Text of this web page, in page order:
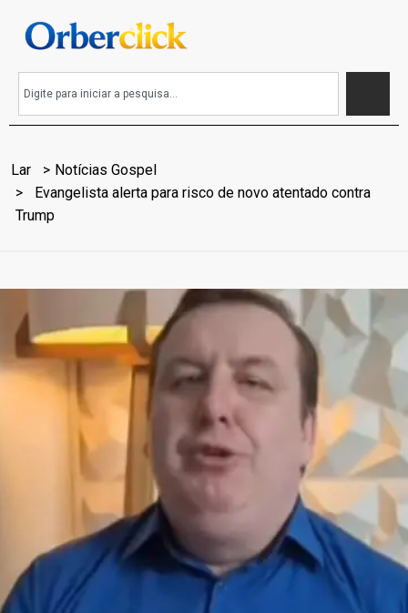
Lar
Notícias Gospel
Evangelista alerta para risco de novo atentado contra
Trump